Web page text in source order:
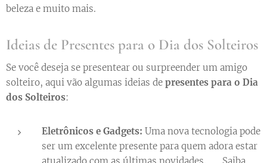
beleza e muito mais.
Ideias de Presentes para o Dia dos Solteiros
Se você deseja se presentear ou surpreender um amigo
solteiro, aqui vão algumas ideias de presentes para o Dia
dos Solteiros:
Eletrônicos e Gadgets: Uma nova tecnologia pode
ser um excelente presente para quem adora estar